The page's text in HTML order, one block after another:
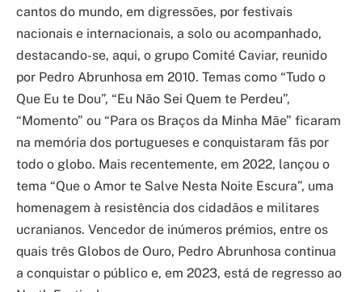
cantos do mundo, em digressões, por festivais
nacionais e internacionais, a solo ou acompanhado,
destacando-se, aqui, o grupo Comité Caviar, reunido
por Pedro Abrunhosa em 2010. Temas como “Tudo o
Que Eu te Dou”, “Eu Não Sei Quem te Perdeu”,
“Momento” ou “Para os Braços da Minha Mãe” ficaram
na memória dos portugueses e conquistaram fãs por
todo o globo. Mais recentemente, em 2022, lançou o
tema “Que o Amor te Salve Nesta Noite Escura”, uma
homenagem à resistência dos cidadãos e militares
ucranianos. Vencedor de inúmeros prémios, entre os
quais três Globos de Ouro, Pedro Abrunhosa continua
a conquistar o público e, em 2023, está de regresso ao